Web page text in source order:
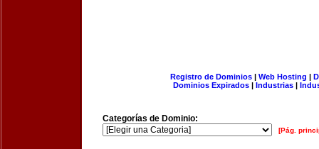
Registro de Dominios| Web Hosting |
Dominios Expirados | Industrias |
Categorías de Dominio:
[Pág.